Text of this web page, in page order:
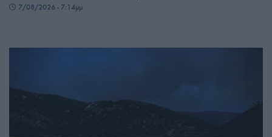
7/08/2026 - 7:14μμ